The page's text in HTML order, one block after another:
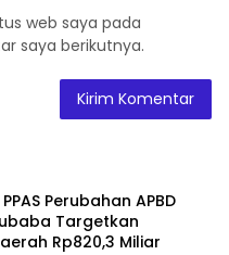
web saya pada
saya berikutnya.
Perubahan APBD
Targetkan
Rp820,3 Miliar